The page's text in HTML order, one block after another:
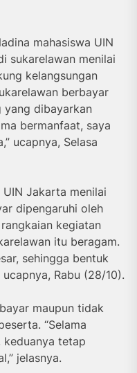
mahasiswa UIN
sukarelawan menilai
kelangsungan
berbayar
yang dibayarkan
bermanfaat, saya
ucapnya, Selasa
Jakarta menilai
dipengaruhi oleh
kegiatan
itu beragam.
sehingga bentuk
Rabu (28/10).
maupun tidak
“Selama
keduanya tetap
jelasnya.